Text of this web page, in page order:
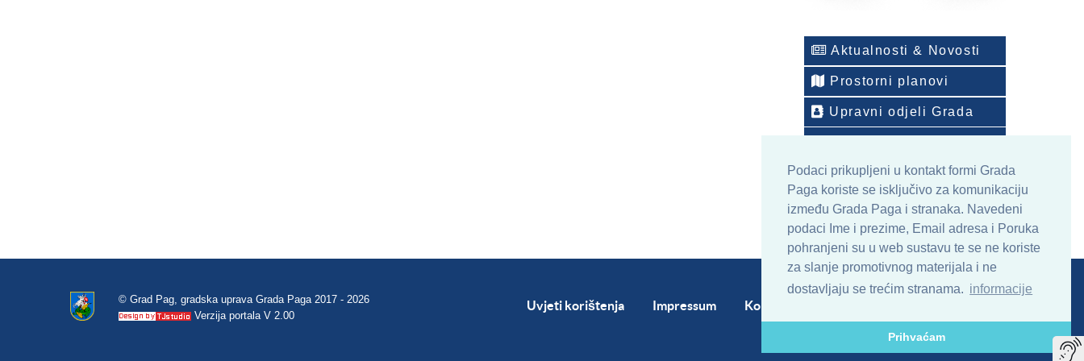
Podaci prikupljeni u kontakt formi Grada
Paga koriste se isključivo za komunikaciju
između Grada Paga i stranaka. Navedeni
podaci Ime i prezime, Email adresa i Poruka
pohranjeni su u web sustavu te se ne koriste
za slanje promotivnog materijala i ne
dostavljaju se trećim stranama. informacije
Prihvaćam
Aktualnosti & Novosti
Prostorni planovi
Upravni odjeli Grada
ONLINE arhiv sadržaja
© Grad Pag, gradska uprava Grada Paga 2017 - 2026
Verzija portala V 2.00
Uvjeti korištenja Impressum Kontakt